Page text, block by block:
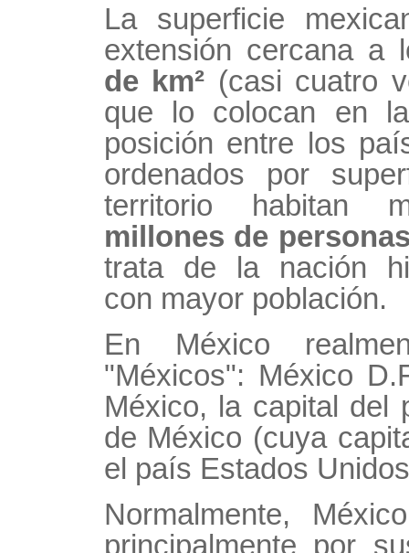
La superficie
extensión cercana a
de km² (casi cuatro
que lo colocan en
posición entre los
ordenados por
territorio
millones de
trata de la nación
con mayor población.
En México
"Méxicos": México
México, la capital del
de México (cuya
el país Estados
Normalmente,
principalmente por